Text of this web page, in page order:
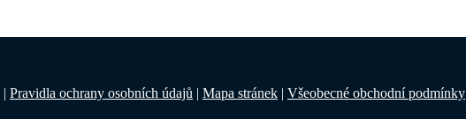
| Pravidla ochrany osobních údajů | Mapa stránek | Všeobecné obchodní podmínky